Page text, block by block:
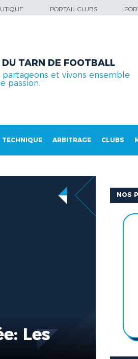
PORTAIL CLUBS
TARN DE FOOTBALL
partageons et vivons ensemble
passion.
TECHNIQUE ARBITRAGE CLUBS
Les
NOS